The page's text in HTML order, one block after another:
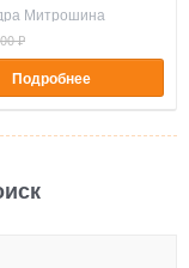
Митрошина
₽
Подробнее